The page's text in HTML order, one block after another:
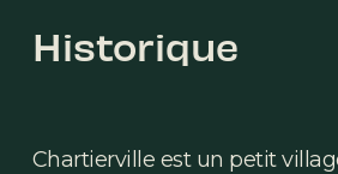
Historique
Chartierville est un petit